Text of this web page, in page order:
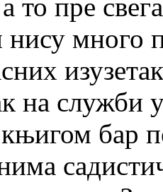
то пре
много
на служби
бар